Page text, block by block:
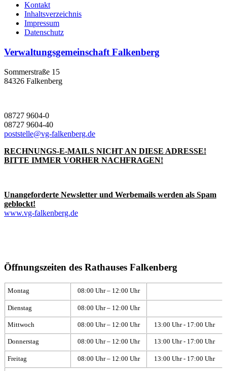
Kontakt
Inhaltsverzeichnis
Impressum
Datenschutz
Verwaltungsgemeinschaft Falkenberg
Sommerstraße 15
84326 Falkenberg
08727 9604-0
08727 9604-40
poststelle@vg-falkenberg.de
RECHNUNGS-E-MAILS NICHT AN DIESE ADRESSE!
BITTE IMMER VORHER NACHFRAGEN!
Unangeforderte Newsletter und Werbemails werden als Spam
geblockt!
www.vg-falkenberg.de
Öffnungszeiten des Rathauses Falkenberg
Montag 08:00 Uhr – 12:00 Uhr
Dienstag 08:00 Uhr – 12:00 Uhr
Mittwoch 08:00 Uhr – 12:00 Uhr 13:00 Uhr - 17:00 Uhr
Donnerstag 08:00 Uhr – 12:00 Uhr 13:00 Uhr - 17:00 Uhr
Freitag 08:00 Uhr – 12:00 Uhr 13:00 Uhr - 17:00 Uhr